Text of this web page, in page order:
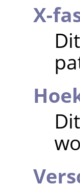
X-